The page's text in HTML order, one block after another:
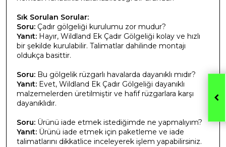
Sık Sorulan Sorular:
Soru: Çadır gölgeliği kurulumu zor mudur?
Yanıt: Hayır, Wildland Ek Çadır Gölgeliği kolay ve hızlı
bir şekilde kurulabilir. Talimatlar dahilinde montajı
oldukça basittir.
Soru: Bu gölgelik rüzgarlı havalarda dayanıklı mıdır?
Yanıt: Evet, Wildland Ek Çadır Gölgeliği dayanıklı
malzemelerden üretilmiştir ve hafif rüzgarlara karşı
dayanıklıdır.
Soru: Ürünü iade etmek istediğimde ne yapmalıyım?
Yanıt: Ürünü iade etmek için paketleme ve iade
talimatlarını dikkatlice inceleyerek işlem yapabilirsiniz.